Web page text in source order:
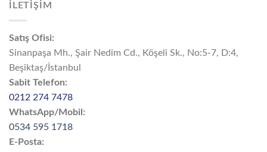
İLETİŞİM
Satış Ofisi:
Sinanpaşa Mh., Şair Nedim Cd., Köşeli Sk., No:5-7, D:4,
Beşiktaş/İstanbul
Sabit Telefon:
0212 274 7478
WhatsApp/Mobil:
0534 595 1718
E-Posta: